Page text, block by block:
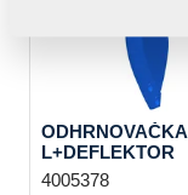
ODHRNOVAČKA
L+DEFLEKTOR
4005378